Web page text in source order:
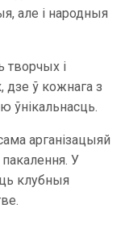
але і народныя
творчых і
дзе ў кожнага з
ўнікальнасць.
арганізацыяй
У
клубныя